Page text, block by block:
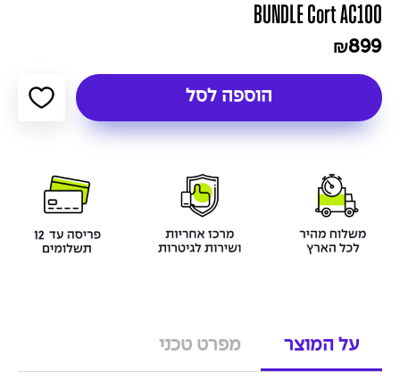
BUNDLE Cort AC100
₪899
הוספה לסל
על המוצר מפרט טכני